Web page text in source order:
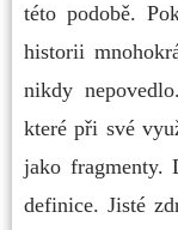
této podobě.
historii
nikdy
které při své
jako fragmenty.
definice. Jisté